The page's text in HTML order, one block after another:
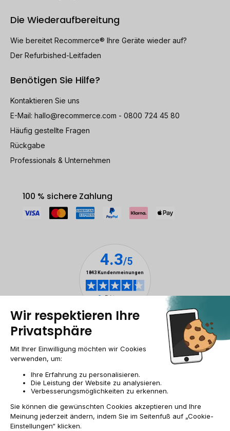
Die Wiederaufbereitung
Wie bereitet Recommerce® Ihre Geräte wieder auf?
Der Refurbished-Leitfaden
Benötigen Sie Hilfe?
Kontaktieren Sie uns
E-Mail: hallo@recommerce.com - 0800 724 45 80
Häufig gestellte Fragen
Rückgabe
Professionals & Unternehmen
100 % sichere Zahlung
Impressum & ANB Allgemeine GeschäftsbedingungenCookies
Personenbezogener datenBarrierefreiheit
© 2009-2026 RECOMMERCE - Alle Rechte vorbehalten.